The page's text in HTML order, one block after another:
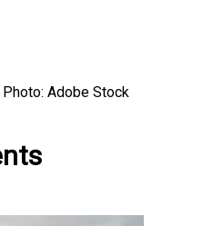
Photo: Adobe Stock